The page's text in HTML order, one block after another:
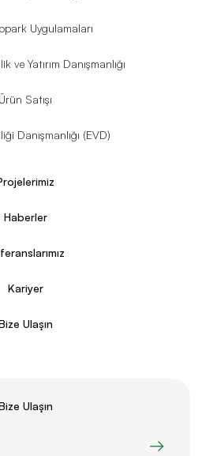
Ulaşın
Uygulamaları
ve Yatırım Danışmanlığı
Ürün Satışı
Danışmanlığı (EVD)
Haberler
Kariyer
Ulaşın